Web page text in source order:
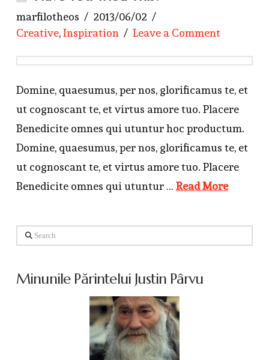
marfilotheos
2013/06/02
Creative,Inspiration Leave a Comment
Domine, quaesumus, per nos, glorificamus te, et
ut cognoscant te, et virtus amore tuo. Placere
Benedicite omnes qui utuntur hoc productum.
Domine, quaesumus, per nos, glorificamus te, et
ut cognoscant te, et virtus amore tuo. Placere
Benedicite omnes qui utuntur … Read More
Search
Minunile Părintelui Justin Pârvu